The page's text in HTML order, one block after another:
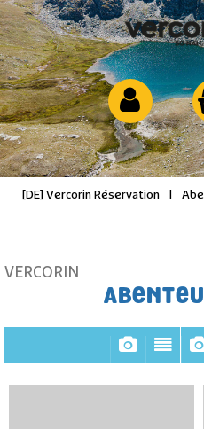
[DE] Vercorin Réservation
VERCORIN